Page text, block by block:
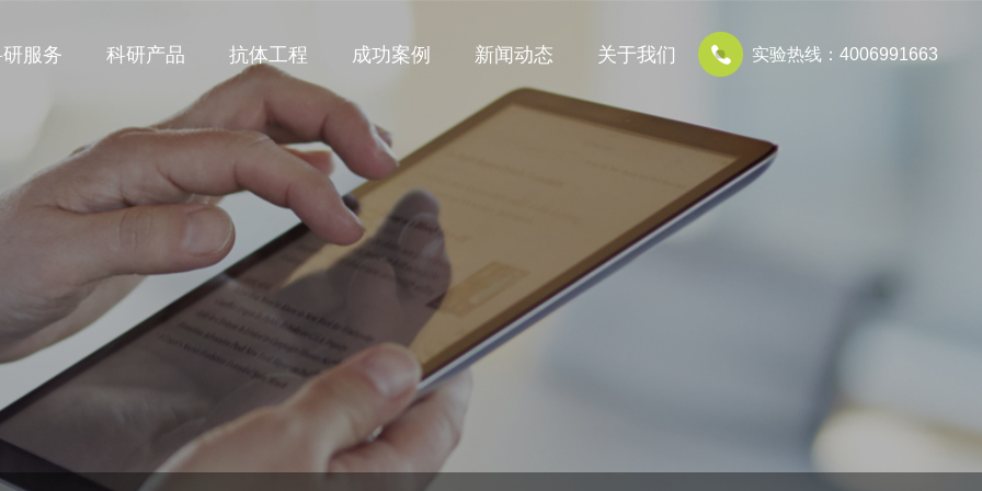
实验热线：4006991663
服务 科研产品 抗体工程 成功案例 新闻动态 关于我们